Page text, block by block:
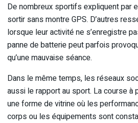
De nombreux sportifs expliquent par
sortir sans montre GPS. D’autres
lorsque leur activité ne s’enregistre
panne de batterie peut parfois
qu’une mauvaise séance.
Dans le même temps, les réseaux
aussi le rapport au sport. La course à
une forme de vitrine où les
corps ou les équipements sont